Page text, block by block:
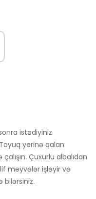
istədiyiniz
yerinə qalan
Çuxurlu albalıdan
meyvələr işləyir və
bilərsiniz.